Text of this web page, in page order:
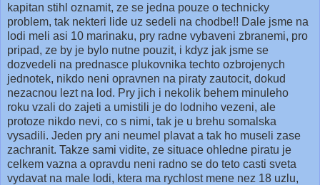
kapitan stihl oznamit, ze se jedna pouze o technicky
problem, tak nekteri lide uz sedeli na chodbe!! Dale jsme na
lodi meli asi 10 marinaku, pry radne vybaveni zbranemi, pro
pripad, ze by je bylo nutne pouzit, i kdyz jak jsme se
dozvedeli na prednasce plukovnika techto ozbrojenych
jednotek, nikdo neni opravnen na piraty zautocit, dokud
nezacnou lezt na lod. Pry jich i nekolik behem minuleho
roku vzali do zajeti a umistili je do lodniho vezeni, ale
protoze nikdo nevi, co s nimi, tak je u brehu somalska
vysadili. Jeden pry ani neumel plavat a tak ho museli zase
zachranit. Takze sami vidite, ze situace ohledne piratu je
celkem vazna a opravdu neni radno se do teto casti sveta
vydavat na male lodi, ktera ma rychlost mene nez 18 uzlu,